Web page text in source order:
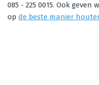
085 - 225 0015. Ook
op de beste manier